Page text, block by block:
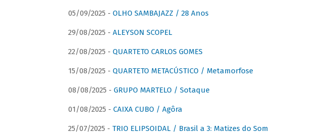
05/09/2025 - OLHO SAMBAJAZZ / 28 Anos
29/08/2025 - ALEYSON SCOPEL
22/08/2025 - QUARTETO CARLOS GOMES
15/08/2025 - QUARTETO METACÚSTICO / Metamorfose
08/08/2025 - GRUPO MARTELO / Sotaque
01/08/2025 - CAIXA CUBO / Agôra
25/07/2025 - TRIO ELIPSOIDAL / Brasil a 3: Matizes do Som